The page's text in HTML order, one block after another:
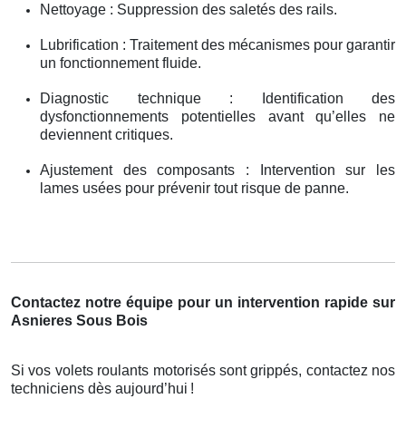
Nettoyage : Suppression des saletés des rails.
Lubrification : Traitement des mécanismes pour garantir
un fonctionnement fluide.
Diagnostic technique : Identification des
dysfonctionnements potentielles avant qu’elles ne
deviennent critiques.
Ajustement des composants : Intervention sur les
lames usées pour prévenir tout risque de panne.
Contactez notre équipe pour un intervention rapide sur
Asnieres Sous Bois
Si vos volets roulants motorisés sont grippés, contactez nos
techniciens dès aujourd’hui !